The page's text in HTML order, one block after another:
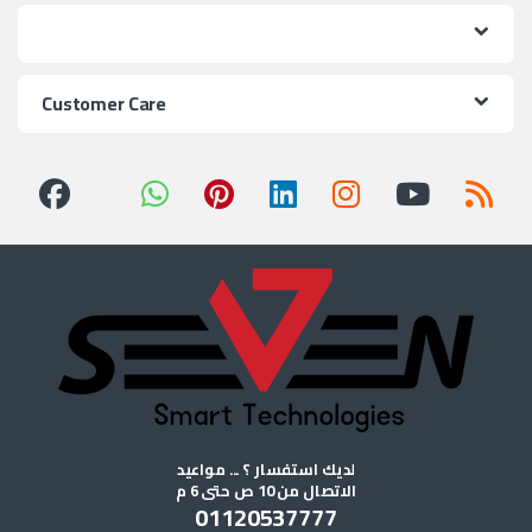
Customer Care
لديك استفسار ؟ ... مواعيد
الاتصال من 10 ص حتى 6 م
01120537777